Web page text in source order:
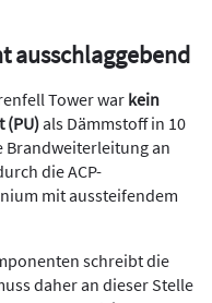
ausschlaggebend
Tower war kein
(PU)als Dämmstoff in 10
Brandweiterleitung an
die ACP-
mit aussteifendem
schreibt die
daher an dieser Stelle